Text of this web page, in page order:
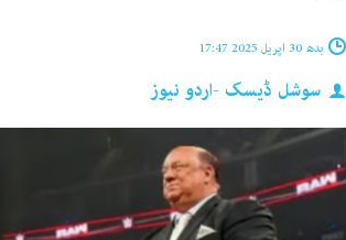
بدھ 30 اپریل 2025 17:47
سوشل ڈیسک -اردو نیوز